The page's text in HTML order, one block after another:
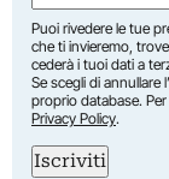
Puoi rivedere le tue
che ti invieremo,
cederà i tuoi dati a
Se scegli di annullare
proprio database.
Privacy Policy.
Iscriviti